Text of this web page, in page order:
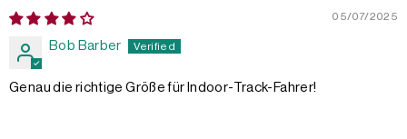
05/07/2025
Bob Barber
Genau die richtige Größe für Indoor-Track-Fahrer!